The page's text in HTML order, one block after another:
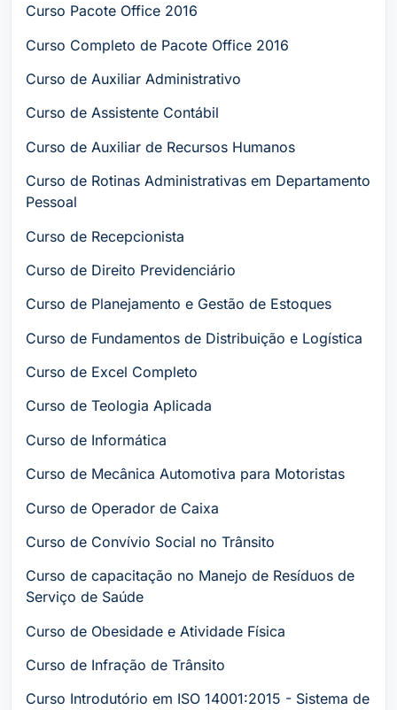
Curso Pacote Office 2016
Curso Completo de Pacote Office 2016
Curso de Auxiliar Administrativo
Curso de Assistente Contábil
Curso de Auxiliar de Recursos Humanos
Curso de Rotinas Administrativas em Departamento
Pessoal
Curso de Recepcionista
Curso de Direito Previdenciário
Curso de Planejamento e Gestão de Estoques
Curso de Fundamentos de Distribuição e Logística
Curso de Excel Completo
Curso de Teologia Aplicada
Curso de Informática
Curso de Mecânica Automotiva para Motoristas
Curso de Operador de Caixa
Curso de Convívio Social no Trânsito
Curso de capacitação no Manejo de Resíduos de
Serviço de Saúde
Curso de Obesidade e Atividade Física
Curso de Infração de Trânsito
Curso Introdutório em ISO 14001:2015 - Sistema de